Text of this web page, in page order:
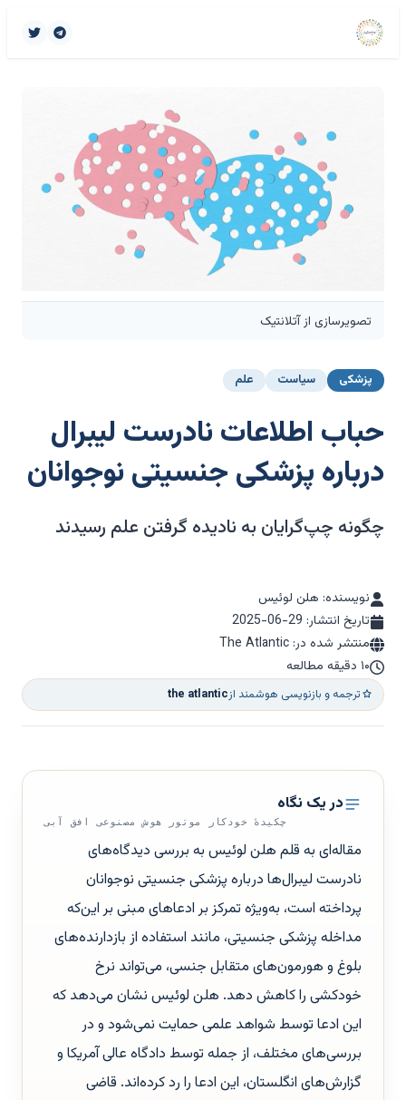
تصویرسازی از آتلانتیک
پزشکی سیاست علم
حباب اطلاعات نادرست لیبرال
درباره پزشکی جنسیتی نوجوانان
چگونه چپ‌گرایان به نادیده گرفتن علم رسیدند
نویسنده: هلن لوئیس
تاریخ انتشار: 2025-06-29
منتشر شده در: The Atlantic
۱۰ دقیقه مطالعه
ترجمه و بازنویسی هوشمند ازthe atlantic
در یک نگاه
چکیدهٔ خودکار موتور هوش مصنوعی افق آبی
مقاله‌ای به قلم هلن لوئیس به بررسی دیدگاه‌های
نادرست لیبرال‌ها درباره پزشکی جنسیتی نوجوانان
پرداخته است، به‌ویژه تمرکز بر ادعاهای مبنی بر این‌که
مداخله پزشکی جنسیتی، مانند استفاده از بازدارنده‌های
بلوغ و هورمون‌های متقابل جنسی، می‌تواند نرخ
خودکشی را کاهش دهد. هلن لوئیس نشان می‌دهد که
این ادعا توسط شواهد علمی حمایت نمی‌شود و در
بررسی‌های مختلف، از جمله توسط دادگاه عالی آمریکا و
گزارش‌های انگلستان، این ادعا را رد کرده‌اند. قاضی